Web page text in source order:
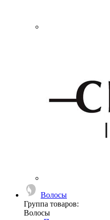
Волосы
Группа товаров:
Волосы